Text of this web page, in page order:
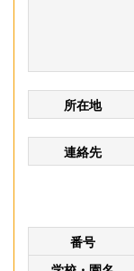
所在地
連絡先
番号